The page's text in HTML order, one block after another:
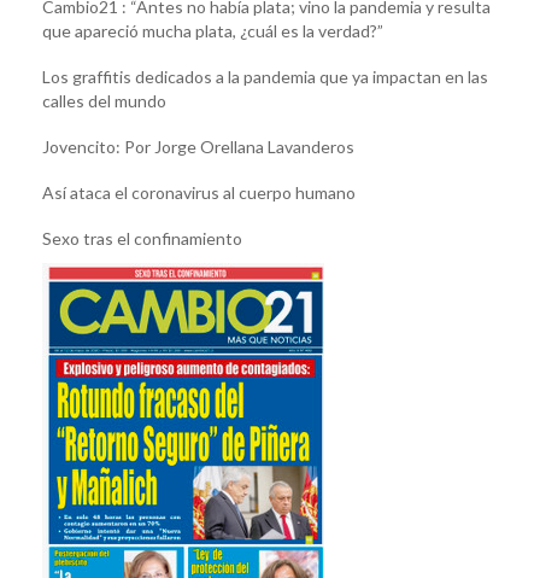
Cambio21 : “Antes no había plata; vino la pandemia y resulta
que apareció mucha plata, ¿cuál es la verdad?”
Los graffitis dedicados a la pandemia que ya impactan en las
calles del mundo
Jovencito: Por Jorge Orellana Lavanderos
Así ataca el coronavirus al cuerpo humano
Sexo tras el confinamiento